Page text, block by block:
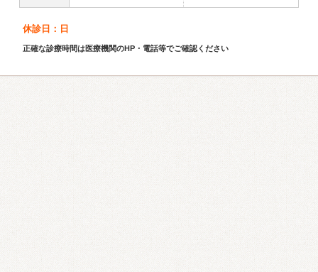
休診日：日
正確な診療時間は医療機関のHP・電話等でご確認ください